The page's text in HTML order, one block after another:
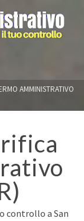
AMMINISTRATIVO
controllo a San